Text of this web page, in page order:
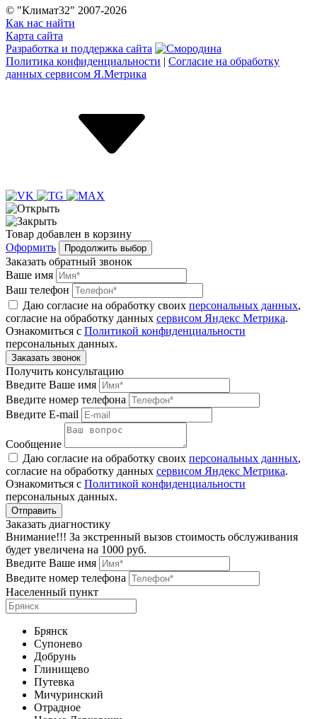
© "Климат32" 2007-2026
Как нас найти
Карта сайта
Разработка и поддержка сайта
Политика конфиденциальности | Согласие на обработку
данных сервисом Я.Метрика
Товар добавлен в корзину
Оформить
Продолжить выбор
Заказать обратный звонок
Ваше имя
Ваш телефон
Даю согласие на обработку своих персональных данных,
согласие на обработку данных сервисом Яндекс Метрика.
Ознакомиться с Политикой конфиденциальности
персональных данных.
Получить консультацию
Введите Ваше имя
Введите номер телефона
Введите E-mail
Сообщение
Даю согласие на обработку своих персональных данных,
согласие на обработку данных сервисом Яндекс Метрика.
Ознакомиться с Политикой конфиденциальности
персональных данных.
Заказать диагностику
Внимание!!! За экстренный вызов стоимость обслуживания
будет увеличена на 1000 руб.
Введите Ваше имя
Введите номер телефона
Населенный пункт
Брянск
Супонево
Добрунь
Глинищево
Путевка
Мичуринский
Отрадное